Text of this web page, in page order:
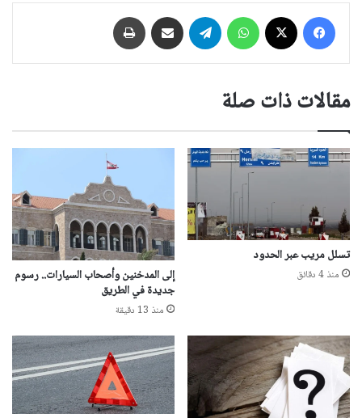
فيسبوك واتساب تيلقرام مشاركة عبر البريد
مقالات ذات صلة
تسلل مريب عبر الحدود
منذ 4 دقائق إلى المدخنين وأصحاب السيارات.. رسوم
جديدة في الطريق
منذ 13 دقيقة